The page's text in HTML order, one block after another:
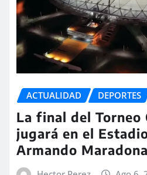
ACTUALIDAD DEPORTES
La final del Torneo
jugará en el
Armando